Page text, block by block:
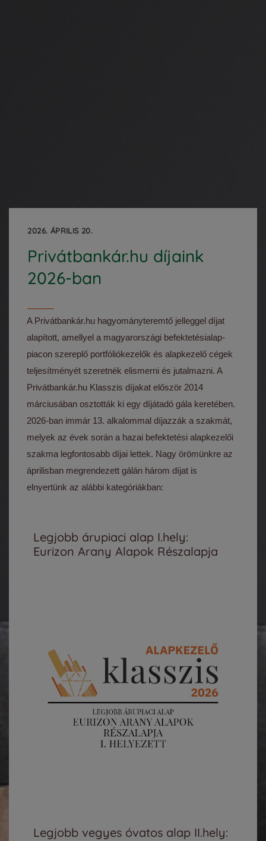
2026. ÁPRILIS 20.
Privátbankár.hu díjaink
2026-ban
A Privátbankár.hu hagyományteremtő jelleggel díjat
alapított, amellyel a magyarországi befektetésialap-
piacon szereplő portfóliókezelők és alapkezelő cégek
teljesítményét szeretnék elismerni és jutalmazni. A
Privátbankár.hu Klasszis díjakat először 2014
márciusában osztották ki egy díjátadó gála keretében.
2026-ban immár 13. alkalommal díjazzák a szakmát,
melyek az évek során a hazai befektetési alapkezelői
szakma legfontosabb díjai lettek. Nagy örömünkre az
áprilisban megrendezett gálán három díjat is
elnyertünk az alábbi kategóriákban:
Legjobb árupiaci alap I.hely:
Eurizon Arany Alapok Részalapja
Legjobb vegyes óvatos alap II.hely: